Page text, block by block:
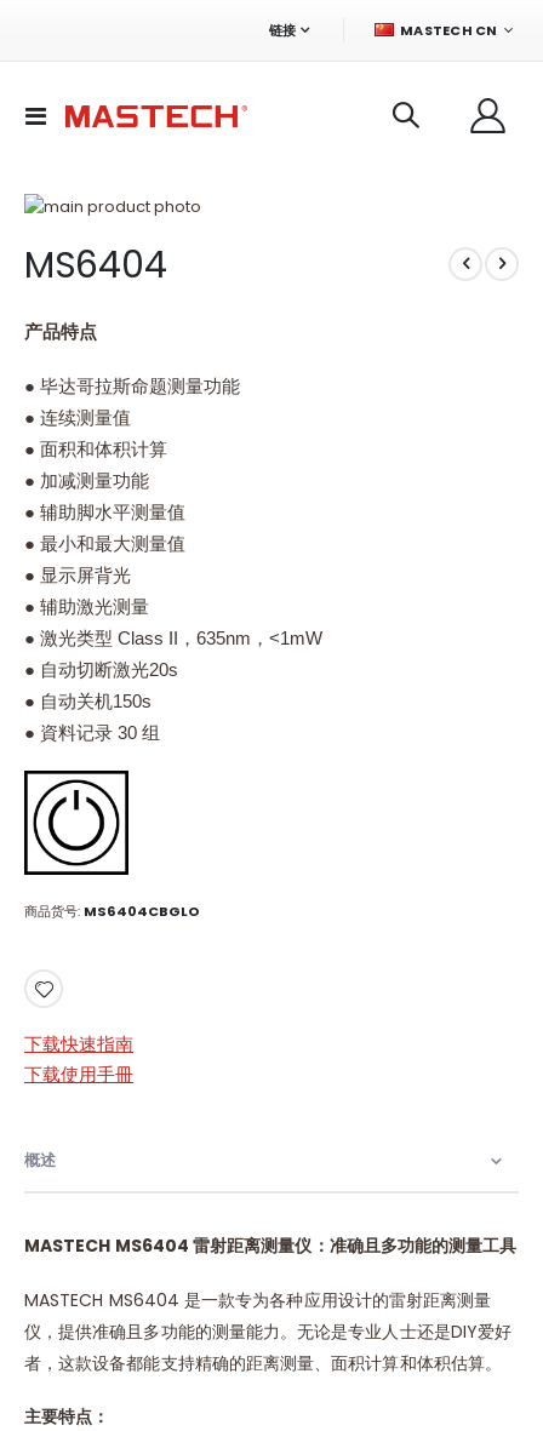
链接
语
MASTECH CN
切
跳
结
尾
图
库
转
到
像
的
MS6404
产品特点
● 毕达哥拉斯命题测量功能
● 连续测量值
● 面积和体积计算
● 加减测量功能
● 辅助脚水平测量值
● 最小和最大测量值
● 显示屏背光
● 辅助激光测量
● 激光类型 Class II，635nm，<1mW
● 自动切断激光20s
● 自动关机150s
● 資料记录 30 组
商品货号 MS6404CBGLO
下载快速指南
下载使用手冊
概述
MASTECH MS6404雷射距离测量仪：准确且多功能的测量工具
MASTECH MS6404 是一款专为各种应用设计的雷射距离测量
仪，提供准确且多功能的测量能力。无论是专业人士还是DIY爱好
者，这款设备都能支持精确的距离测量、面积计算和体积估算。
主要特点：